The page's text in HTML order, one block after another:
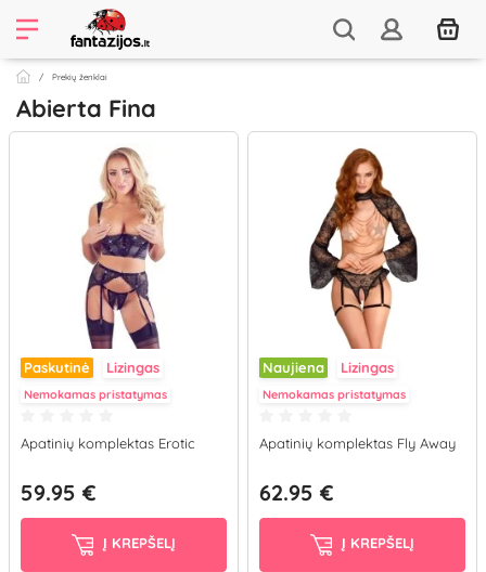
Prekių ženklai
Abierta Fina
Paskutinė Lizingas
Nemokamas pristatymas
Apatinių komplektas Erotic
59.95 €
Į KREPŠELĮ
Naujiena Lizingas
Nemokamas pristatymas
Apatinių komplektas Fly Away
62.95 €
Į KREPŠELĮ